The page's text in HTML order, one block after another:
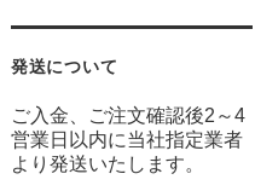
発送について
ご入金、ご注文確認後2～4
営業日以内に当社指定業者
より発送いたします。